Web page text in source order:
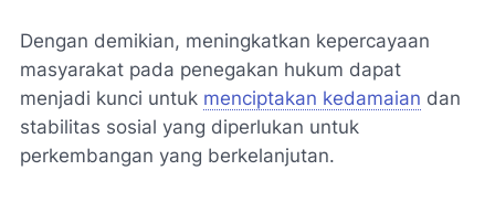
Dengan demikian, meningkatkan kepercayaan
masyarakat pada penegakan hukum dapat
menjadi kunci untuk menciptakan kedamaian dan
stabilitas sosial yang diperlukan untuk
perkembangan yang berkelanjutan.